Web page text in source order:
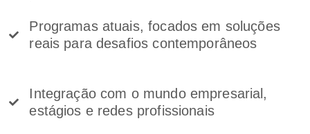
Programas atuais, focados em soluções
reais para desafios contemporâneos
Integração com o mundo empresarial,
estágios e redes profissionais